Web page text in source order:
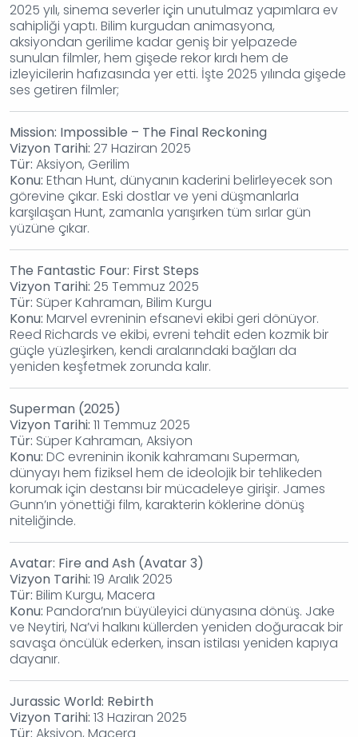
2025 yılı, sinema severler için unutulmaz yapımlara ev
sahipliği yaptı. Bilim kurgudan animasyona,
aksiyondan gerilime kadar geniş bir yelpazede
sunulan filmler, hem gişede rekor kırdı hem de
izleyicilerin hafızasında yer etti. İşte 2025 yılında gişede
ses getiren filmler;
Mission: Impossible – The Final Reckoning
Vizyon Tarihi: 27 Haziran 2025
Tür: Aksiyon, Gerilim
Konu: Ethan Hunt, dünyanın kaderini belirleyecek son
görevine çıkar. Eski dostlar ve yeni düşmanlarla
karşılaşan Hunt, zamanla yarışırken tüm sırlar gün
yüzüne çıkar.
The Fantastic Four: First Steps
Vizyon Tarihi: 25 Temmuz 2025
Tür: Süper Kahraman, Bilim Kurgu
Konu: Marvel evreninin efsanevi ekibi geri dönüyor.
Reed Richards ve ekibi, evreni tehdit eden kozmik bir
güçle yüzleşirken, kendi aralarındaki bağları da
yeniden keşfetmek zorunda kalır.
Superman (2025)
Vizyon Tarihi: 11 Temmuz 2025
Tür: Süper Kahraman, Aksiyon
Konu: DC evreninin ikonik kahramanı Superman,
dünyayı hem fiziksel hem de ideolojik bir tehlikeden
korumak için destansı bir mücadeleye girişir. James
Gunn’ın yönettiği film, karakterin köklerine dönüş
niteliğinde.
Avatar: Fire and Ash (Avatar 3)
Vizyon Tarihi: 19 Aralık 2025
Tür: Bilim Kurgu, Macera
Konu: Pandora’nın büyüleyici dünyasına dönüş. Jake
ve Neytiri, Na’vi halkını küllerden yeniden doğuracak bir
savaşa öncülük ederken, insan istilası yeniden kapıya
dayanır.
Jurassic World: Rebirth
Vizyon Tarihi: 13 Haziran 2025